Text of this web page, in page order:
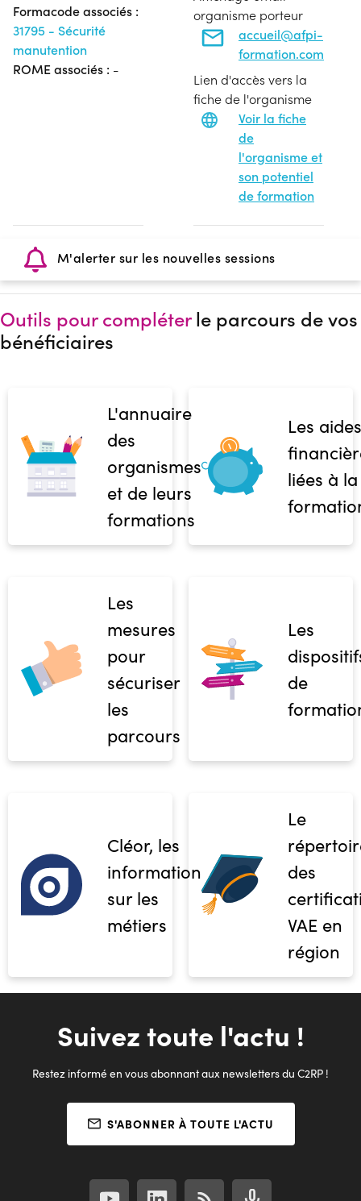
Formacode associés :
31795 - Sécurité
manutention
ROME associés : -
organisme porteur
accueil@afpi-
formation.com
Lien d'accès vers la
fiche de l'organisme
Voir la fiche
de
l'organisme et
son potentiel
de formation
M'alerter sur les nouvelles sessions
Outils pour compléterle parcours de vos
bénéficiaires
L'annuaire
des
organismes
et de leurs
formations
Les aides
liées à la
Les
mesures
pour
sécuriser
les
parcours
Les
de
Cléor, les
informations
sur les
métiers
Le
des
VAE en
région
Suivez toute l'actu !
Restez informé en vous abonnant aux newsletters du C2RP !
S'ABONNER À TOUTE L'ACTU